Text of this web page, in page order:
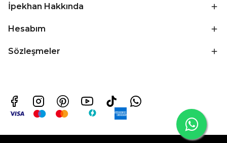
İpekhan Hakkında
Hesabım
Sözleşmeler